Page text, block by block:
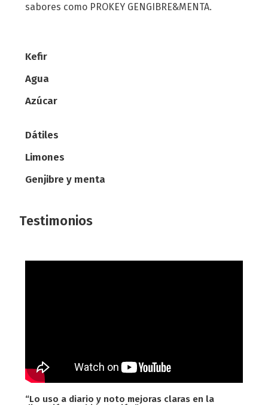
sabores como PROKEY GENGIBRE&MENTA.
Kefir
Agua
Azúcar
Dátiles
Limones
Genjibre y menta
Testimonios
“Lo uso a diario y noto mejoras claras en la